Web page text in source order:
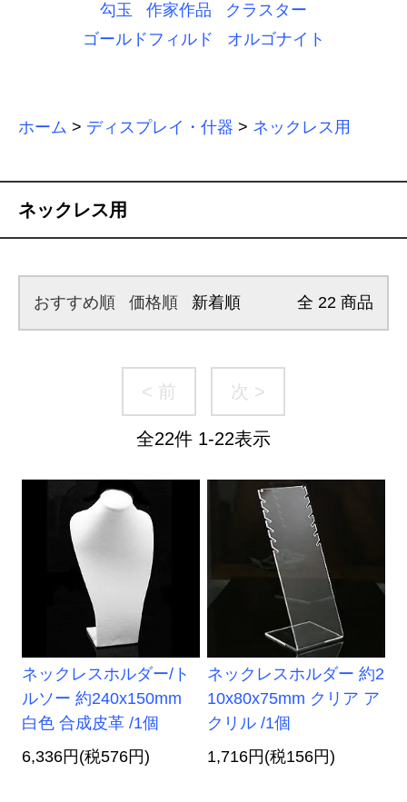
勾玉 作家作品
クラスター
ゴールドフィルド
オルゴナイト
ホーム > ディスプレイ・什器 > ネックレス用
ネックレス用
おすすめ順 価格順 新着順 全 22 商品
< 前 次 >
全22件 1-22表示
ネックレスホルダー/ト
ルソー 約240x150mm
白色 合成皮革 /1個
6,336円(税576円)
ネックレスホルダー 約2
10x80x75mm クリア ア
クリル /1個
1,716円(税156円)